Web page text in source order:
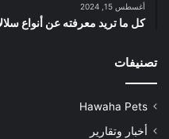
أغسطس 15, 2024
كل ما تريد معرفته عن أنواع
تصنيفات
Hawaha Pets
أخبار وتقارير